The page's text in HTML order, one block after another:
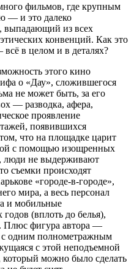
фильмов, где крупным
— и это далеко
выпадающий из всех
конвенций. Как это
в целом и в деталях?
этого кино
о «Дау», сложившегося
не может быть, за его
— разводка, афера,
проявление
появившихся
что на площадке царит
с помощью изощренных
люди не выдерживают
съемки происходят
«городе-в-городе»,
мира, а весь персонал
и мобильные
(вплоть до белья),
Плюс фигура автора —
с одним полнометражным
с этой неподъемной
можно было сделать